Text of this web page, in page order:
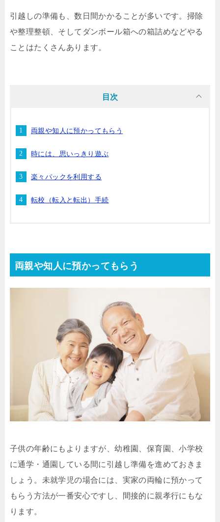
引越しの準備も、数日間かかることが多いです。掃除
や整理整頓、そしてダンボール箱への箱詰めなどやる
ことはたくさんあります。
目次
両親や知人に預かってもらう
時には、思いっきり遊ぶ
楽々パックを利用する
転校（転入と転出）手続
両親や知人に預かってもらう
子供の年齢にもよりますが、幼稚園、保育園、小学校
に通学・通園している間に引越し準備を進めておきま
しょう。未就学児の場合には、実家の両輪に預かって
もらう方法が一番安心ですし、間接的に親孝行にもな
ります。